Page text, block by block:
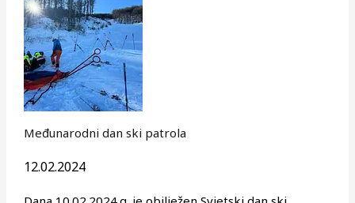
Međunarodni dan ski patrola
12.02.2024